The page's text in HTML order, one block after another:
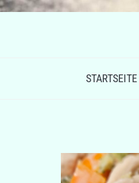
STARTSEITE